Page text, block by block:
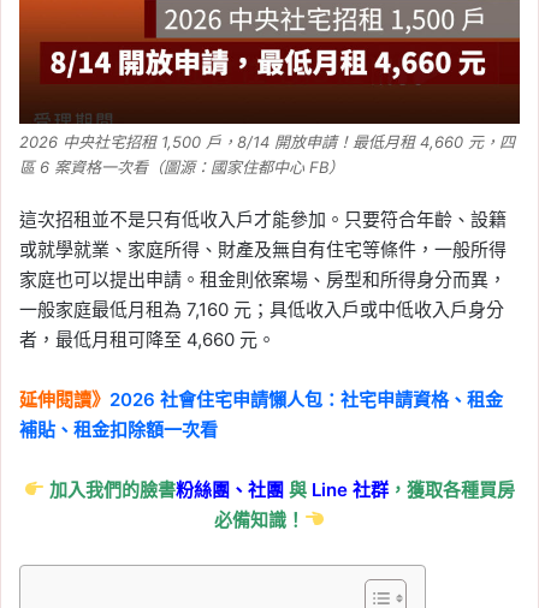
2026 中央社宅招租 1,500 戶，8/14 開放申請！最低月租 4,660 元，四
區 6 案資格一次看（圖源：國家住都中心 FB）
這次招租並不是只有低收入戶才能參加。只要符合年齡、設籍
或就學就業、家庭所得、財產及無自有住宅等條件，一般所得
家庭也可以提出申請。租金則依案場、房型和所得身分而異，
一般家庭最低月租為 7,160 元；具低收入戶或中低收入戶身分
者，最低月租可降至 4,660 元。
延伸閱讀》 2026 社會住宅申請懶人包：社宅申請資格、租金
補貼、租金扣除額一次看
加入我們的臉書粉絲團、社團與 Line社群 ，獲取各種買房
必備知識！